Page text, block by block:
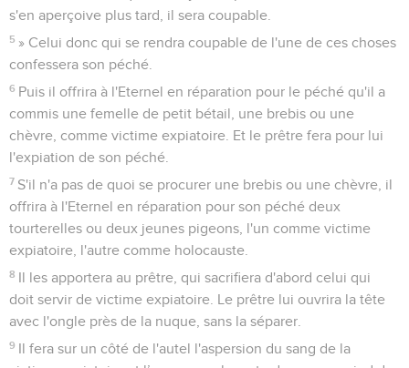
s'en aperçoive plus tard, il sera coupable.
5 » Celui donc qui se rendra coupable de l'une de ces choses
confessera son péché.
6 Puis il offrira à l'Eternel en réparation pour le péché qu'il a
commis une femelle de petit bétail, une brebis ou une
chèvre, comme victime expiatoire. Et le prêtre fera pour lui
l'expiation de son péché.
7 S'il n'a pas de quoi se procurer une brebis ou une chèvre, il
offrira à l'Eternel en réparation pour son péché deux
tourterelles ou deux jeunes pigeons, l'un comme victime
expiatoire, l'autre comme holocauste.
8
Il les apportera au prêtre, qui sacrifiera d'abord celui qui
doit servir de victime expiatoire. Le prêtre lui ouvrira la tête
avec l'ongle près de la nuque, sans la séparer.
9
Il fera sur un côté de l'autel l'aspersion du sang de la